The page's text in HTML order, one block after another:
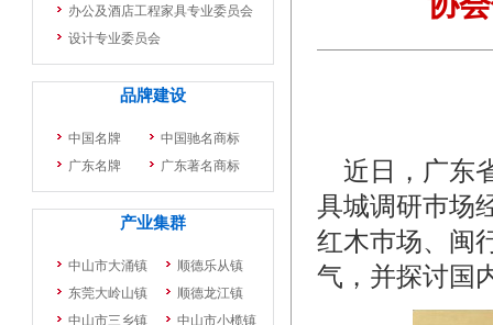
近日，广东
具城调研巿场
红木巿场、闽
气，并探讨国